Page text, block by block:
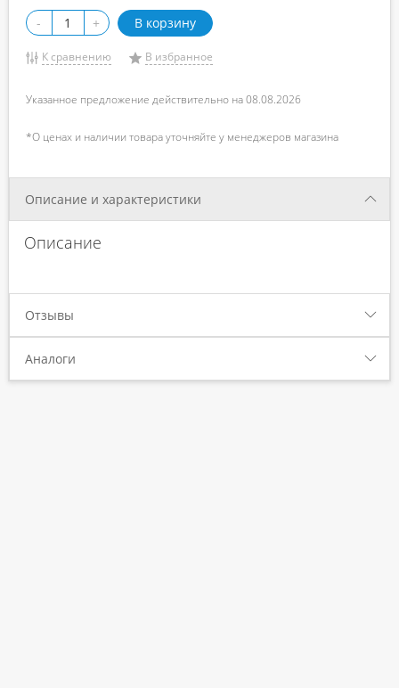
- + В корзину
К сравнению В избранное
Указанное предложение действительно на 08.08.2026
*О ценах и наличии товара уточняйте у менеджеров магазина
Описание и характеристики
Описание
Отзывы
Аналоги